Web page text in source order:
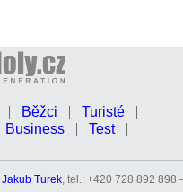
Běžci
Turisté
Business
Test
Jakub Turek, tel.: +420 728 892 898 -